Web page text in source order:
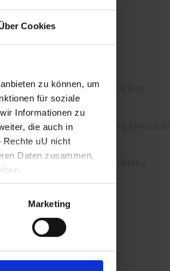
Cookies
zu können, um
für soziale
Informationen zu
die auch in
Rechte uU nicht
Daten zusammen,
Marketing
Barock und Aufklärung
Die österreichische Monarchie
1. Republik und Diktatur
2. Republik